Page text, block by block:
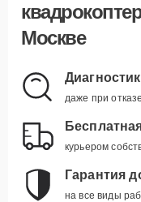
Москве
даже при
курьером
Гарантия
на все виды